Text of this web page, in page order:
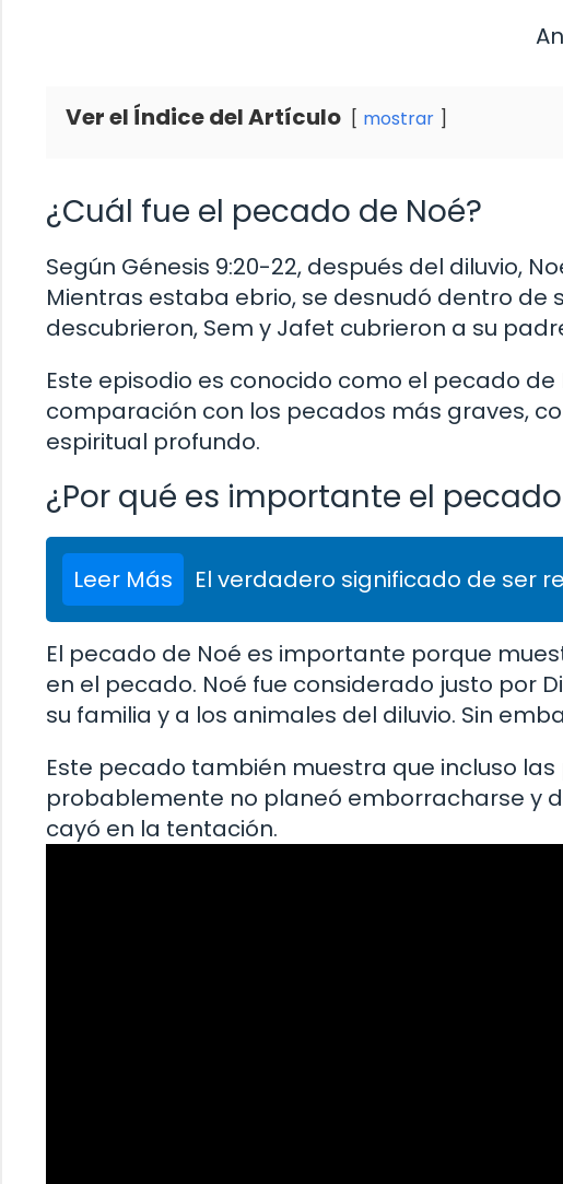
Ver el Índice del Artículo mostrar
¿Cuál fue el pecado de Noé?
Según Génesis 9:20-22, después del diluvio,
Mientras estaba ebrio, se desnudó dentro de
descubrieron, Sem y Jafet cubrieron a su
Este episodio es conocido como el pecado
comparación con los pecados más graves,
espiritual profundo.
¿Por qué es importante el
Leer Más El verdadero significado de ser
El pecado de Noé es importante porque
en el pecado. Noé fue considerado justo por
su familia y a los animales del diluvio. Sin
Este pecado también muestra que incluso
probablemente no planeó emborracharse y
cayó en la tentación.